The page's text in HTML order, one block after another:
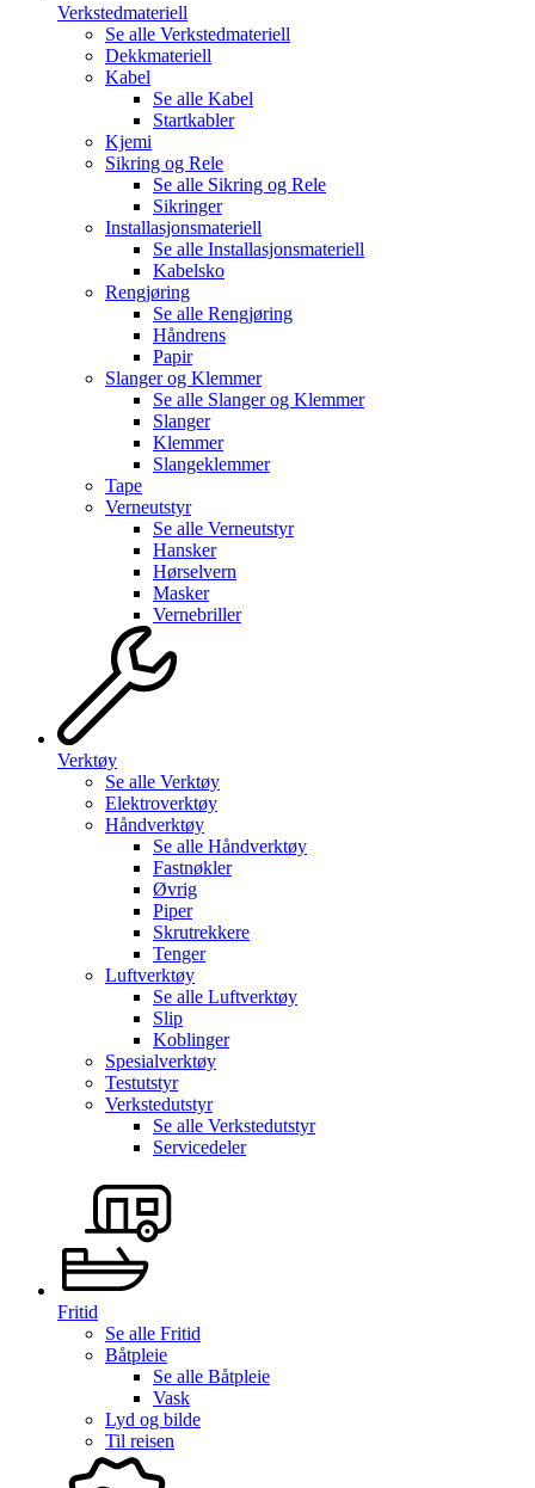
Verkstedmateriell
Se alle Verkstedmateriell
Dekkmateriell
Kabel
Se alle Kabel
Startkabler
Kjemi
Sikring og Rele
Se alle Sikring og Rele
Sikringer
Installasjonsmateriell
Se alle Installasjonsmateriell
Kabelsko
Rengjøring
Se alle Rengjøring
Håndrens
Papir
Slanger og Klemmer
Se alle Slanger og Klemmer
Slanger
Klemmer
Slangeklemmer
Tape
Verneutstyr
Se alle Verneutstyr
Hansker
Hørselvern
Masker
Vernebriller
Verktøy
Se alle Verktøy
Elektroverktøy
Håndverktøy
Se alle Håndverktøy
Fastnøkler
Øvrig
Piper
Skrutrekkere
Tenger
Luftverktøy
Se alle Luftverktøy
Slip
Koblinger
Spesialverktøy
Testutstyr
Verkstedutstyr
Se alle Verkstedutstyr
Servicedeler
Fritid
Se alle Fritid
Båtpleie
Se alle Båtpleie
Vask
Lyd og bilde
Til reisen